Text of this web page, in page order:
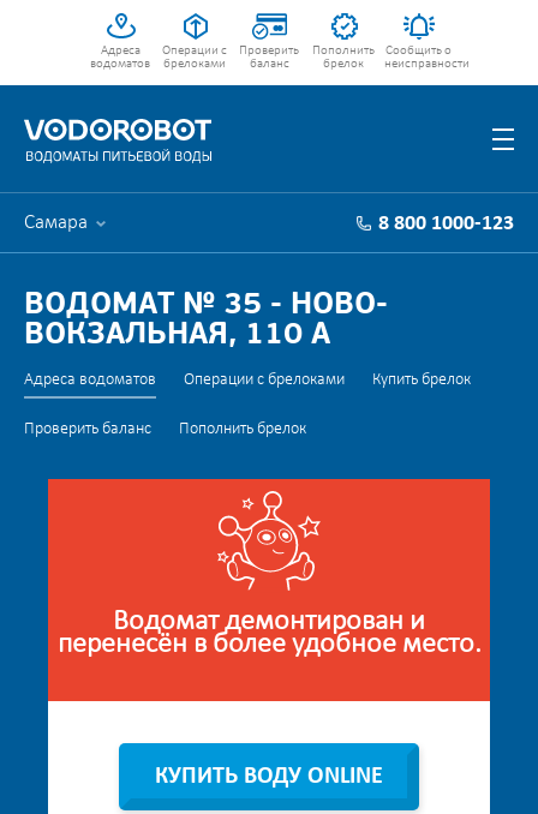
Адреса
водоматов
Операции с
брелоками
Проверить
баланс
Пополнить
брелок
Сообщить о
неисправности
Самара 8 800 1000-123
ВОДОМАТ № 35 - НОВО-
ВОКЗАЛЬНАЯ, 110 А
Адреса водоматов Операции с брелоками Купить брелок
Проверить баланс Пополнить брелок
Водомат демонтирован и
перенесён в более удобное место.
КУПИТЬ ВОДУ ONLINE